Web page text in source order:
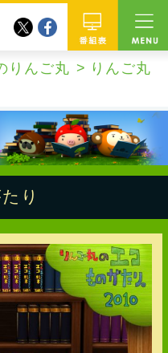
番組
twitterfacebook
りんご丸
りんご丸
り